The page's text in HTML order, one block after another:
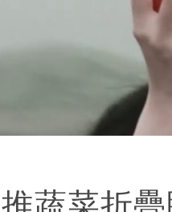
100.00%